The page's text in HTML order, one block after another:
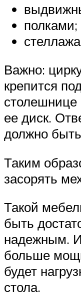
полками;
Важно:
крепится
столешнице
ее диск.
должно
Таким
засорять
Такой
быть
надежным.
больше
будет
стола.